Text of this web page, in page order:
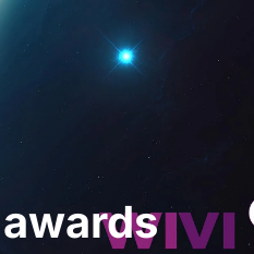
Solicita una demo